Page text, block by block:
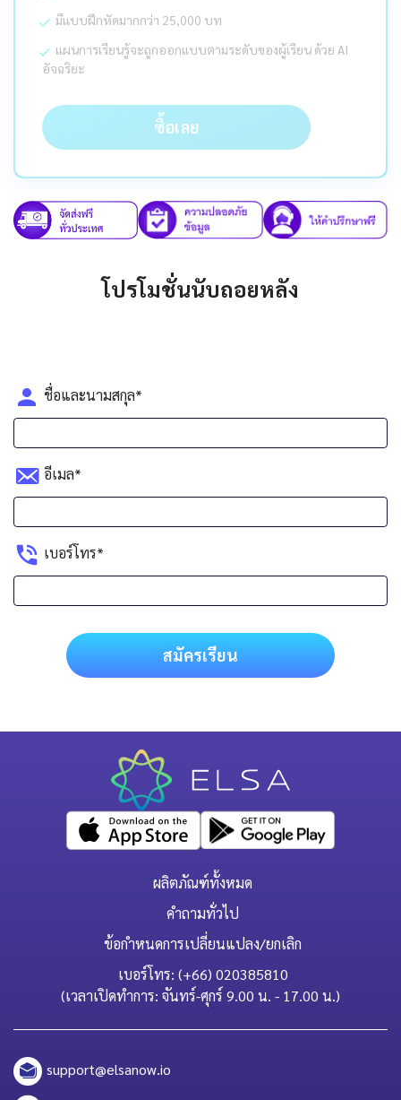
มีแบบฝึกหัดมากกว่า 25,000 บท
แผนการเรียนรู้จะถูกออกแบบตามระดับของผู้เรียน ด้วย AI
อัจฉริยะ
ซื้อเลย
โปรโมชั่นนับถอยหลัง
ชื่อและนามสกุล*
อีเมล*
เบอร์โทร*
สมัครเรียน
ผลิตภัณฑ์ทั้งหมด
คำถามทั่วไป
ข้อกำหนดการเปลี่ยนแปลง/ยกเลิก
เบอร์โทร: (+66) 020385810
(เวลาเปิดทำการ: จันทร์-ศุกร์ 9.00 น. - 17.00 น.)
support@elsanow.io